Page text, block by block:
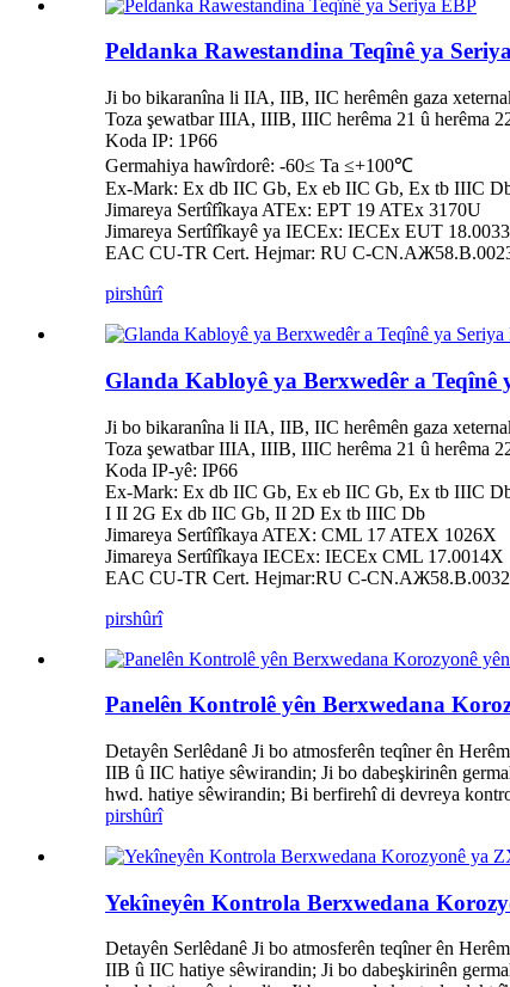
Peldanka Rawestandina Teqînê ya
Ji bo bikaranîna li IIA, IIB, IIC herêmên gaza
Toza şewatbar IIIA, IIIB, IIIC herêma 21 û herêma
Koda IP: 1P66
Germahiya hawîrdorê: -60≤ Ta ≤+100℃
Ex-Mark: Ex db IIC Gb, Ex eb IIC Gb, Ex tb IIIC
Jimareya Sertîfîkaya ATEx: EPT 19 ATEx 3170U
Jimareya Sertîfîkayê ya IECEx: IECEx EUT
EAC CU-TR Cert. Hejmar: RU C-
pirshûrî
Glanda Kabloyê ya Berxwedêr a Teqînê
Ji bo bikaranîna li IIA, IIB, IIC herêmên gaza
Toza şewatbar IIIA, IIIB, IIIC herêma 21 û herêma
Koda IP-yê: IP66
Ex-Mark: Ex db IIC Gb, Ex eb IIC Gb, Ex tb IIIC
I II 2G Ex db IIC Gb, II 2D Ex tb IIIC Db
Jimareya Sertîfîkaya ATEX: CML 17 ATEX 1026X
Jimareya Sertîfîkaya IECEx: IECEx CML 17.0014X
EAC CU-TR Cert. Hejmar:RU C-
pirshûrî
Panelên Kontrolê yên Berxwedana
Detayên Serlêdanê Ji bo atmosferên teqîner ên
IIB û IIC hatiye sêwirandin; Ji bo dabeşkirinên
hwd. hatiye sêwirandin; Bi berfirehî di devreya
pirshûrî
Yekîneyên Kontrola Berxwedana
Detayên Serlêdanê Ji bo atmosferên teqîner ên
IIB û IIC hatiye sêwirandin; Ji bo dabeşkirinên